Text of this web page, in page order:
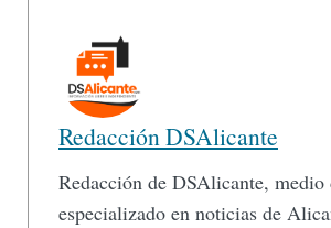
Redacción DSAlicante
Redacción de DSAlicante,
especializado en noticias de